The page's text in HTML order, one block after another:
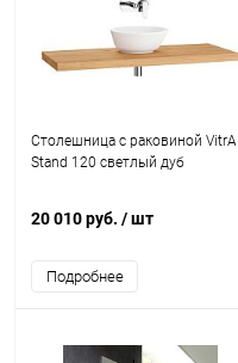
Столешница с раковиной VitrA
Stand 120 светлый дуб
20 010 руб. / шт
Подробнее